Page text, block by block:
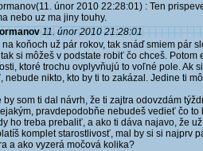
únor 2010 22:28:01) : Ten
nebo uz ma jiny touhy.
11. únor 2010 21:28:01
koňoch už pár rokov, tak snáď smiem pár
si môžeš v podstate robiť čo chceš.
ktoré trochu ovplyvňujú to voľné pole. Ak
nebude nikto, kto by ti to zakázal. Jedine ti
by som ti dal návrh, že ti zajtra odovzdám
pravdepodobňe nebudeš vedieť čo
ho treba prebaliť, a ako ti dáva najavo, že
komplet starostlivosť, mal by si si najprv
a ako vyzerá močová kolika?